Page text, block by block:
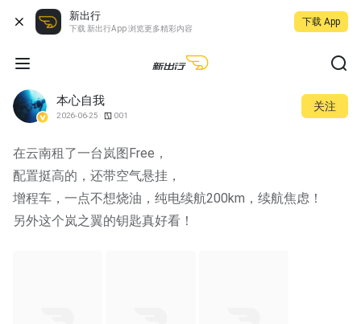
新出行
下载 新出行App 浏览更多精彩内容
下载 App
本心自我
2026-06-25 001
关注
在云南租了一台岚图Free，
配置挺高的，还带空气悬挂，
增程车，一点不想烧油，纯电续航200km，续航焦虑！
另外这个岚之翼的钥匙真好看！